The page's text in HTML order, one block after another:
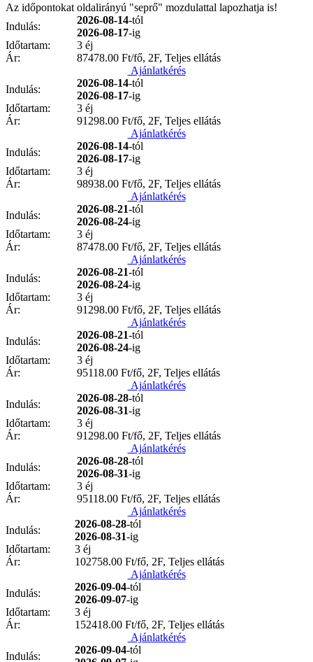
Az időpontokat oldalirányú "seprő" mozdulattal lapozhatja is!
Indulás:
2026-08-14-tól
2026-08-17-ig
Időtartam:
3 éj
Ár:
87478.00 Ft/fő, 2F, Teljes ellátás
Ajánlatkérés
Indulás:
2026-08-14-tól
2026-08-17-ig
Időtartam:
3 éj
Ár:
91298.00 Ft/fő, 2F, Teljes ellátás
Ajánlatkérés
Indulás:
2026-08-14-tól
2026-08-17-ig
Időtartam:
3 éj
Ár:
98938.00 Ft/fő, 2F, Teljes ellátás
Ajánlatkérés
Indulás:
2026-08-21-tól
2026-08-24-ig
Időtartam:
3 éj
Ár:
87478.00 Ft/fő, 2F, Teljes ellátás
Ajánlatkérés
Indulás:
2026-08-21-tól
2026-08-24-ig
Időtartam:
3 éj
Ár:
91298.00 Ft/fő, 2F, Teljes ellátás
Ajánlatkérés
Indulás:
2026-08-21-tól
2026-08-24-ig
Időtartam:
3 éj
Ár:
95118.00 Ft/fő, 2F, Teljes ellátás
Ajánlatkérés
Indulás:
2026-08-28-tól
2026-08-31-ig
Időtartam:
3 éj
Ár:
91298.00 Ft/fő, 2F, Teljes ellátás
Ajánlatkérés
Indulás:
2026-08-28-tól
2026-08-31-ig
Időtartam:
3 éj
Ár:
95118.00 Ft/fő, 2F, Teljes ellátás
Ajánlatkérés
Indulás:
2026-08-28-tól
2026-08-31-ig
Időtartam:
3 éj
Ár:
102758.00 Ft/fő, 2F, Teljes ellátás
Ajánlatkérés
Indulás:
2026-09-04-tól
2026-09-07-ig
Időtartam:
3 éj
Ár:
152418.00 Ft/fő, 2F, Teljes ellátás
Ajánlatkérés
Indulás:
2026-09-04-tól